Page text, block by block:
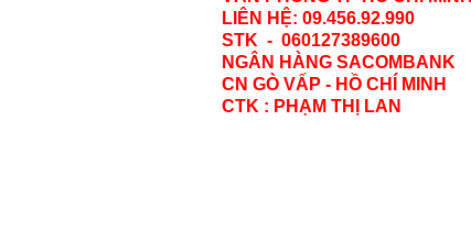
LIÊN HỆ: 09.456.92.990
STK - 060127389600
NGÂN HÀNG SACOMBANK
CN GÒ VẤP - HỒ CHÍ MINH
CTK : PHẠM THỊ LAN